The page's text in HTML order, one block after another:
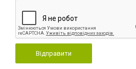
Відправити